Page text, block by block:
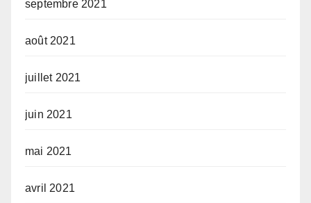
septembre 2021
août 2021
juillet 2021
juin 2021
mai 2021
avril 2021